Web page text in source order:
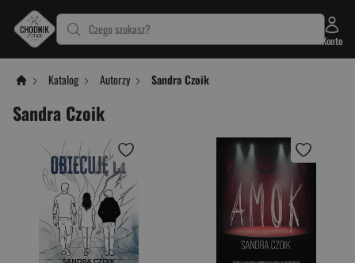
Czego szukasz?
Konto
Katalog Autorzy Sandra Czoik
Sandra Czoik